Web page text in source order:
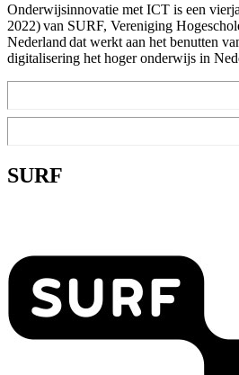
Onderwijsinnovatie met ICT is een
2022) van SURF, Vereniging
Nederland dat werkt aan het benutten
digitalisering het hoger onderwijs in
SURF